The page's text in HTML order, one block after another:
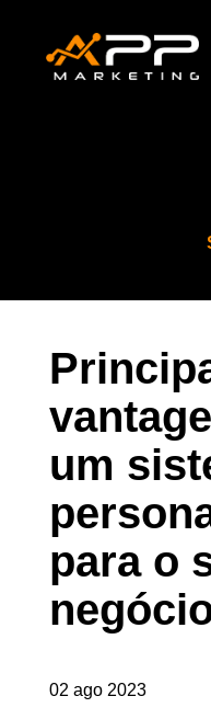
um
para o
02 ago 2023